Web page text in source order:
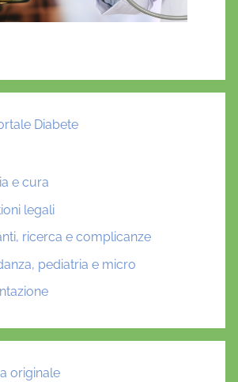
Diabete
e cura
legali
ricerca e complicanze
pediatria e micro
originale